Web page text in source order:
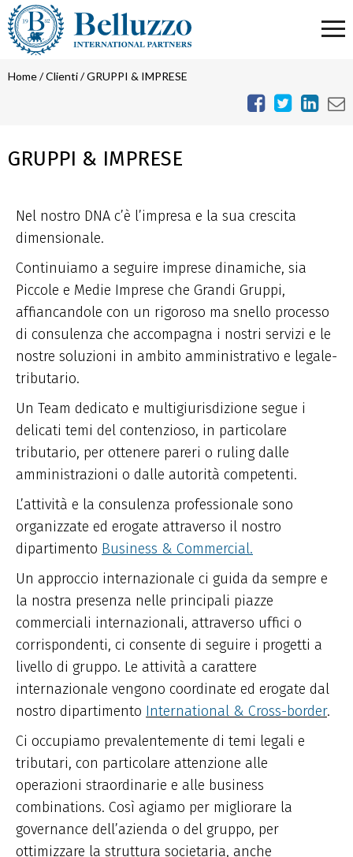
Home/Clienti/GRUPPI & IMPRESE
GRUPPI & IMPRESE
Nel nostro DNA c’è l’impresa e la sua crescita
dimensionale.
Continuiamo a seguire imprese dinamiche, sia
Piccole e Medie Imprese che Grandi Gruppi,
affiancandole con un rigoroso ma snello processo
di consulenza che accompagna i nostri servizi e le
nostre soluzioni in ambito amministrativo e legale-
tributario.
Un Team dedicato e multigiurisdizione segue i
delicati temi del contenzioso, in particolare
tributario, per ottenere pareri o ruling dalle
amministrazioni o dalle autorità competenti.
L’attività e la consulenza professionale sono
organizzate ed erogate attraverso il nostro
dipartimento Business & Commercial.
Un approccio internazionale ci guida da sempre e
la nostra presenza nelle principali piazze
commerciali internazionali, attraverso uffici o
corrispondenti, ci consente di seguire i progetti a
livello di gruppo. Le attività a carattere
internazionale vengono coordinate ed erogate dal
nostro dipartimento International & Cross-border.
Ci occupiamo prevalentemente di temi legali e
tributari, con particolare attenzione alle
operazioni straordinarie e alle business
combinations. Così agiamo per migliorare la
governance dell’azienda o del gruppo, per
ottimizzare la struttura societaria, anche